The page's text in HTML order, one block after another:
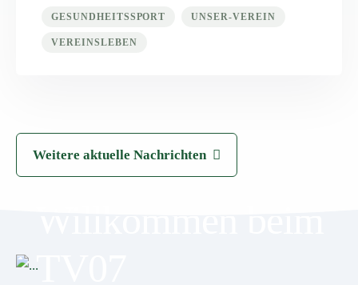
TV07
GESUNDHEITSSPORT UNSER-VEREIN
VEREINSLEBEN
Weitere aktuelle Nachrichten